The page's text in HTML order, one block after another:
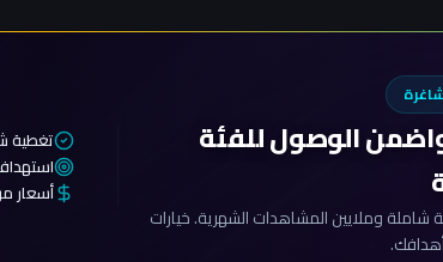
الوصول للفئة
وملايين المشاهدات الشهرية. خيارات
تغطية
أسعار